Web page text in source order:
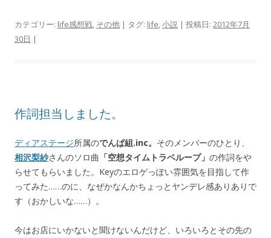
カテゴリー: life感想戦, その他 | タグ: life,小説 | 投稿日: 2012年7月
30日 |
作詞担当しました。
ディアステージ所属のでんぱ組.inc。 そのメンバーのひとり、
相沢梨紗さんのソロ曲 「空想タイムトラベループ」 の作詞をや
らせてもらいました。Keyのエロゲっぽい雰囲気を目指して作
ってみた……のに、なぜかなんかちょっとヤンデレ感ありありで
す（おかしいな……）。
今はお店にいかないと聞けないんだけど、いろいろとその先の